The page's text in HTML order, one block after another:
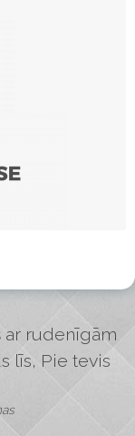
ar rudenīgām
līs, Pie tevis